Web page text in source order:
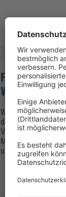
Werterhalt
Wie sinnvoll ist die
die ästhetischen
Verfahren,
Methoden und
und